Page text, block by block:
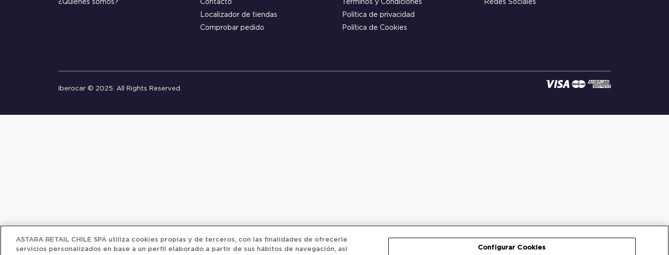
¿Quiénes somos?
Contacto
Localizador de tiendas
Comprobar pedido
Términos y Condiciones
Política de privacidad
Política de Cookies
Redes Sociales
Iberocar © 2025. All Rights Reserved.
ASTARA RETAIL CHILE SPA utiliza cookies propias y de terceros, con las finalidades de ofrecerle
servicios personalizados en base a un perfil elaborado a partir de sus hábitos de navegación, así
Configurar Cookies